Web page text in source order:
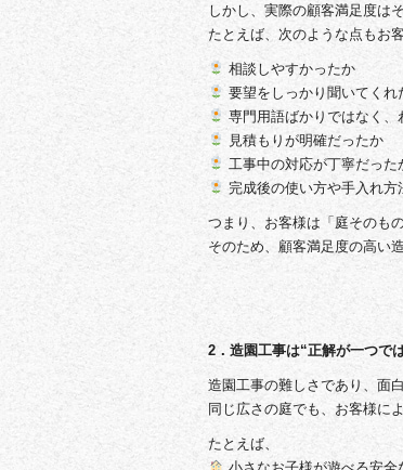
しかし、実際の顧客満足度は
たとえば、次のような点もお
相談しやすかったか
要望をしっかり聞いてくれ
専門用語ばかりではなく
見積もりが明確だったか
工事中の対応が丁寧だった
完成後の使い方や手入れ
つまり、お客様は「庭そのも
そのため、顧客満足度の高い
2．造園工事は“正解が一つで
造園工事の難しさであり、面
同じ広さの庭でも、お客様に
たとえば、